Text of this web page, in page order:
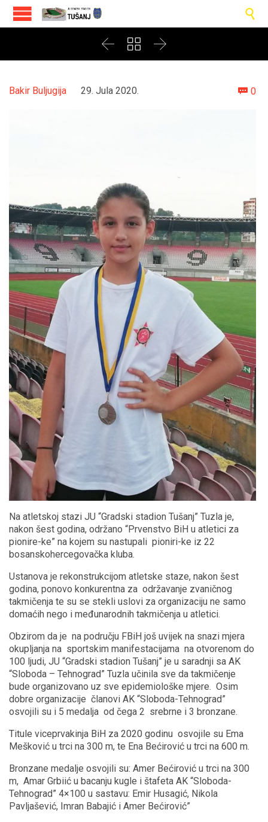

  
Bakir Buljugija 29. Jula 2020.  0
Na atletskoj stazi JU “Gradski stadion Tušanj” Tuzla je,
nakon šest godina, održano “Prvenstvo BiH u atletici za
pionire-ke” na kojem su nastupali pioniri-ke iz 22
bosanskohercegovačka kluba.
Ustanova je rekonstrukcijom atletske staze, nakon šest
godina, ponovo konkurentna za održavanje zvaničnog
takmičenja te su se stekli uslovi za organizaciju ne samo
domaćih nego i međunarodnih takmičenja u atletici.
Obzirom da je na području FBiH još uvijek na snazi mjera
okupljanja na sportskim manifestacijama na otvorenom do
100 ljudi, JU “Gradski stadion Tušanj” je u saradnji sa AK
“Sloboda – Tehnograd” Tuzla učinila sve da takmičenje
bude organizovano uz sve epidemiološke mjere. Osim
dobre organizacije članovi AK “Sloboda-Tehnograd”
osvojili su i 5 medalja od čega 2 srebrne i 3 bronzane.
Titule viceprvakinja BiH za 2020 godinu osvojile su Ema
Mešković u trci na 300 m, te Ena Bećirović u trci na 600 m.
Bronzane medalje osvojili su: Amer Bećirović u trci na 300
m, Amar Grbiić u bacanju kugle i štafeta AK “Sloboda-
Tehnograd” 4×100 u sastavu: Emir Husagić, Nikola
Pavljašević, Imran Babajić i Amer Bećirović”